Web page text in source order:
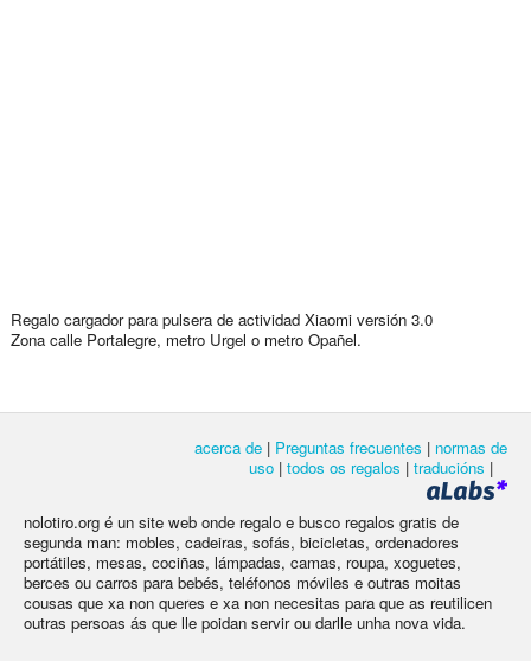
Regalo cargador para pulsera de actividad Xiaomi versión 3.0
Zona calle Portalegre, metro Urgel o metro Opañel.
acerca de | Preguntas frecuentes | normas de
uso | todos os regalos | traducións |
nolotiro.org é un site web onde regalo e busco regalos gratis de
segunda man: mobles, cadeiras, sofás, bicicletas, ordenadores
portátiles, mesas, cociñas, lámpadas, camas, roupa, xoguetes,
berces ou carros para bebés, teléfonos móviles e outras moitas
cousas que xa non queres e xa non necesitas para que as reutilicen
outras persoas ás que lle poidan servir ou darlle unha nova vida.